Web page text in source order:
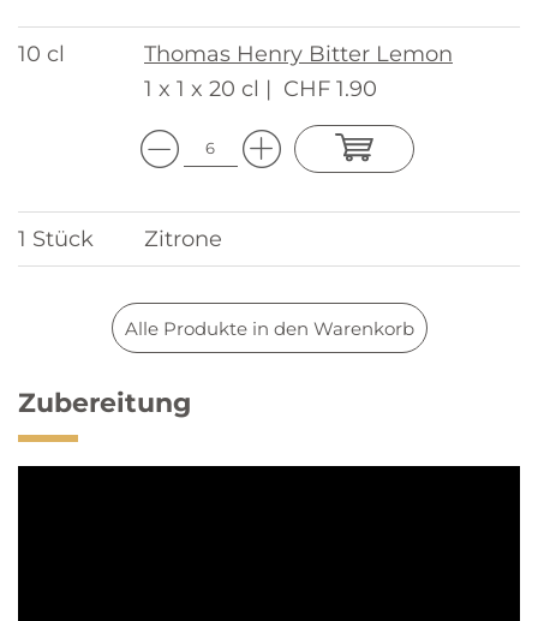
10 cl
Thomas Henry Bitter Lemon
1 x 1 x 20 cl | CHF 1.90
1 Stück Zitrone
Alle Produkte in den Warenkorb
Zubereitung